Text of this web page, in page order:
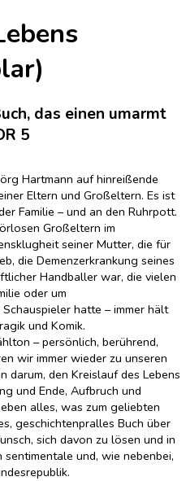
das einen umarmt
5
Hartmann auf hinreißende
Eltern und Großeltern. Es ist
Familie – und an den Ruhrpott.
Großeltern im
seiner Mutter, die für
die Demenzerkrankung seines
Handballer war, die vielen
oder um
hatte – immer hält
und Komik.
– persönlich, berührend,
wir immer wieder zu unseren
darum, den Kreislauf des Lebens
und Ende, Aufbruch und
alles, was zum geliebten
geschichtenpralles Buch über
sich davon zu lösen und in
und, wie nebenbei,